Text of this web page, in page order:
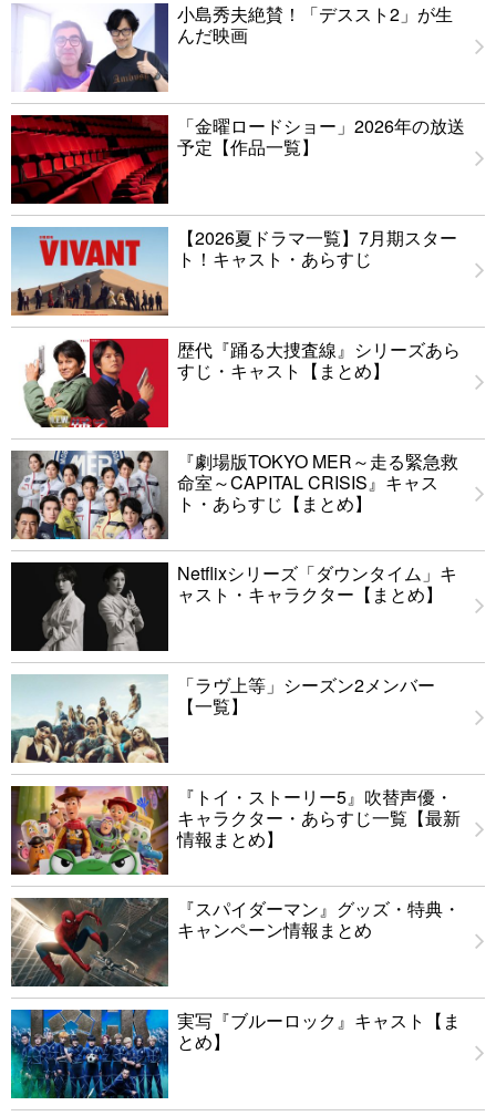
小島秀夫絶賛！「デススト2」が生
んだ映画
「金曜ロードショー」2026年の放送
予定【作品一覧】
【2026夏ドラマ一覧】7月期スター
ト！キャスト・あらすじ
歴代『踊る大捜査線』シリーズあら
すじ・キャスト【まとめ】
『劇場版TOKYO MER～走る緊急救
命室～CAPITAL CRISIS』キャス
ト・あらすじ【まとめ】
Netflixシリーズ「ダウンタイム」キ
ャスト・キャラクター【まとめ】
「ラヴ上等」シーズン2メンバー
【一覧】
『トイ・ストーリー5』吹替声優・
キャラクター・あらすじ一覧【最新
情報まとめ】
『スパイダーマン』グッズ・特典・
キャンペーン情報まとめ
実写『ブルーロック』キャスト【ま
とめ】